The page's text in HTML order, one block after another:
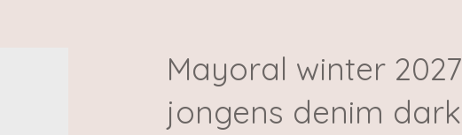
Mayoral winter 2027
jongens denim dark